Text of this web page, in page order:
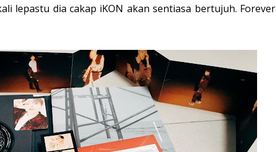
lepastu dia cakap iKON akan sentiasa bertujuh. Forever